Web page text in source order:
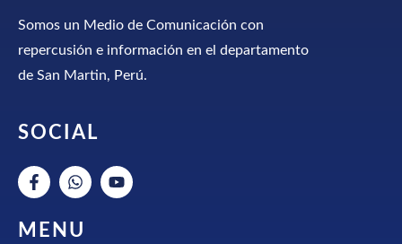
Somos un Medio de Comunicación con
repercusión e información en el departamento
de San Martin, Perú.
SOCIAL
MENU